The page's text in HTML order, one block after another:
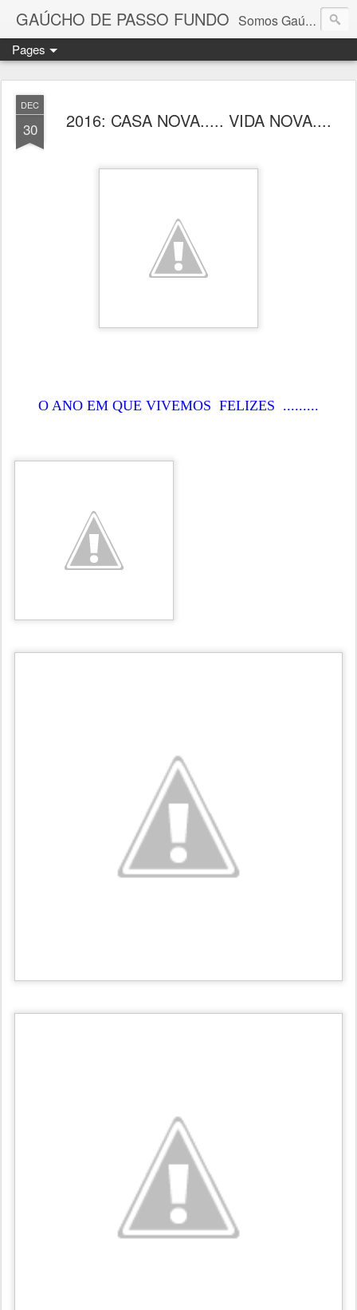
GAÚCHO DE PASSO FUNDO Somos Gaúchos, povo guerreiro, determinado, batalhador, forte, e o nosso clube, além do nome, terá a alma gaúcha, oportunidade em que recomendou as cores verde a branca para o novo clube da cidade, em referência as cores dos Chimangos, grupo político da Revolução Federalista de 1893.
Pages
DEC
30 2016: CASA NOVA..... VIDA NOVA....
O ANO EM QUE VIVEMOS FELIZES .........